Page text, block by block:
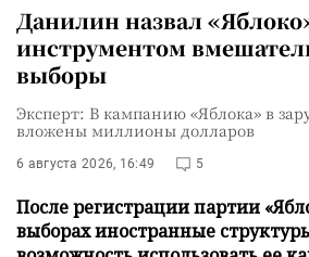
Данилин назвал
инструментом
выборы
Эксперт: В кампанию «Яблока» в
вложены миллионы долларов
6 августа 2026, 16:49 5
После регистрации партии
выборах иностранные